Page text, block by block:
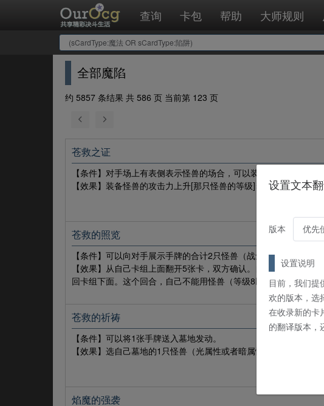
查询 卡包 帮助 大师规则
全部魔陷
约 5857 条结果 共 586 页 当前第 123 页
苍救之证
【条件】对手场上有表侧表示怪兽的场合，可以装备自己场上的1
【效果】装备怪兽的攻击力上升[那只怪兽的等级]×100。
苍救的照览
【条件】可以向对手展示手牌的合计2只怪兽（战士族或者天使族）
【效果】从自己卡组上面翻开5张卡，双方确认。自己从翻开的卡
回卡组下面。这个回合，自己不能用怪兽（等级8以下）攻击，对
苍救的祈祷
【条件】可以将1张手牌送入墓地发动。
【效果】选自己墓地的1只怪兽（光属性或者暗属性/天界战士族）
焰魔的强袭
设置文本
版本
设置说明
目前，我们提
欢的版本，选
在收录新的卡
的翻译版本，